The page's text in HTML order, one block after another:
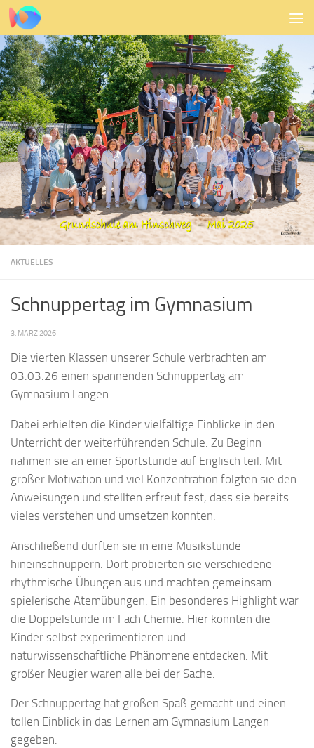
Zum Inhalt springen
AKTUELLES
Schnuppertag im Gymnasium
3. MÄRZ 2026
Die vierten Klassen unserer Schule verbrachten am
03.03.26 einen spannenden Schnuppertag am
Gymnasium Langen.
Dabei erhielten die Kinder vielfältige Einblicke in den
Unterricht der weiterführenden Schule. Zu Beginn
nahmen sie an einer Sportstunde auf Englisch teil. Mit
großer Motivation und viel Konzentration folgten sie den
Anweisungen und stellten erfreut fest, dass sie bereits
vieles verstehen und umsetzen konnten.
Anschließend durften sie in eine Musikstunde
hineinschnuppern. Dort probierten sie verschiedene
rhythmische Übungen aus und machten gemeinsam
spielerische Atemübungen. Ein besonderes Highlight war
die Doppelstunde im Fach Chemie. Hier konnten die
Kinder selbst experimentieren und
naturwissenschaftliche Phänomene entdecken. Mit
großer Neugier waren alle bei der Sache.
Der Schnuppertag hat großen Spaß gemacht und einen
tollen Einblick in das Lernen am Gymnasium Langen
gegeben.